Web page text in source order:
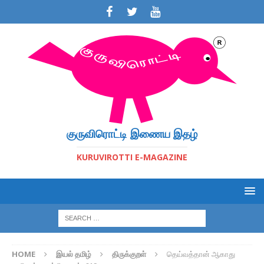
குருவிரொட்டி இணைய இதழ்
KURUVIROTTI E-MAGAZINE
HOME இயல் தமிழ் திருக்குறள்
தெய்வத்தான் ஆகாது